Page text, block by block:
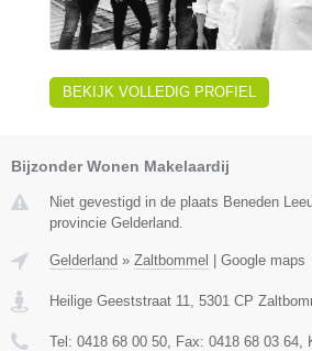
BEKIJK VOLLEDIG PROFIEL
Bijzonder Wonen Makelaardij
Niet gevestigd in de plaats Beneden
provincie Gelderland.
Gelderland » Zaltbommel | Google maps
Heilige Geeststraat 11 5301 CP
Tel: 0418 68 00 50 , Fax: 0418 68 03 64